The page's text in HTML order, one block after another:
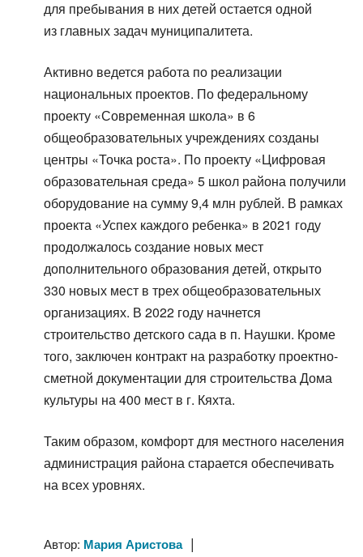
для пребывания в них детей остается одной
из главных задач муниципалитета.
Активно ведется работа по реализации
национальных проектов. По федеральному
проекту «Современная школа» в 6
общеобразовательных учреждениях созданы
центры «Точка роста». По проекту «Цифровая
образовательная среда» 5 школ района получили
оборудование на сумму 9,4 млн рублей. В рамках
проекта «Успех каждого ребенка» в 2021 году
продолжалось создание новых мест
дополнительного образования детей, открыто
330 новых мест в трех общеобразовательных
организациях. В 2022 году начнется
строительство детского сада в п. Наушки. Кроме
того, заключен контракт на разработку проектно-
сметной документации для строительства Дома
культуры на 400 мест в г. Кяхта.
Таким образом, комфорт для местного населения
администрация района старается обеспечивать
на всех уровнях.
Автор: Мария Аристова|